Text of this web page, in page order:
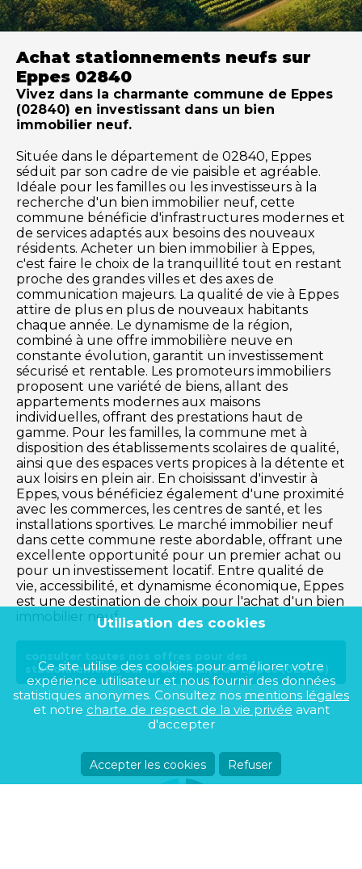
Achat stationnements neufs sur
Eppes 02840
Vivez dans la charmante commune de Eppes
(02840) en investissant dans un bien
immobilier neuf.
Située dans le département de 02840, Eppes
séduit par son cadre de vie paisible et agréable.
Idéale pour les familles ou les investisseurs à la
recherche d'un bien immobilier neuf, cette
commune bénéficie d'infrastructures modernes et
de services adaptés aux besoins des nouveaux
résidents. Acheter un bien immobilier à Eppes,
c'est faire le choix de la tranquillité tout en restant
proche des grandes villes et des axes de
communication majeurs. La qualité de vie à Eppes
attire de plus en plus de nouveaux habitants
chaque année. Le dynamisme de la région,
combiné à une offre immobilière neuve en
constante évolution, garantit un investissement
sécurisé et rentable. Les promoteurs immobiliers
proposent une variété de biens, allant des
appartements modernes aux maisons
individuelles, offrant des prestations haut de
gamme. Pour les familles, la commune met à
disposition des établissements scolaires de qualité,
ainsi que des espaces verts propices à la détente et
aux loisirs en plein air. En choisissant d'investir à
Eppes, vous bénéficiez également d'une proximité
avec les commerces, les centres de santé, et les
installations sportives. Le marché immobilier neuf
dans cette commune reste abordable, offrant une
excellente opportunité pour un premier achat ou
pour un investissement locatif. Entre qualité de
vie, accessibilité, et dynamisme économique, Eppes
est une destination de choix pour l'achat d'un bien
immobilier neuf.
consulter toutes nos offres pour des
stationnements sur la commune de Eppes (02840)
Utilisation des cookies
Ce site utilise des cookies pour améliorer votre
expérience utilisateur et nous fournir des données
statistiques anonymes. Consultez nos mentions légales
et notre charte de respect de la vie privée avant
d'accepter
Accepter les cookies Refuser